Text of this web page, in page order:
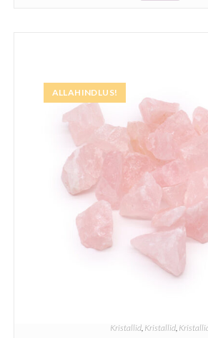
ALLAHINDLUS!
Kristallid, Kristallid,